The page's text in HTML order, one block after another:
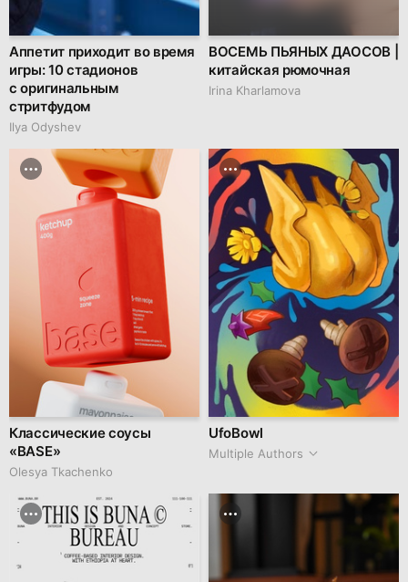
Аппетит приходит во время
игры: 10 стадионов
с оригинальным
стритфудом
Ilya Odyshev
ВОСЕМЬ ПЬЯНЫХ ДАОСОВ |
китайская рюмочная
Irina Kharlamova
Классические соусы
«BASE»
Olesya Tkachenko
UfoBowl
Multiple Authors